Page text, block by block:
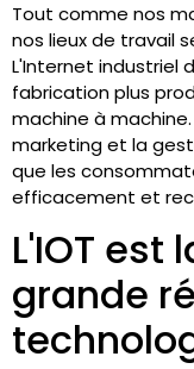
Tout comme nos
nos lieux de travail
L'Internet industriel
fabrication plus
machine à
marketing et la
que les
efficacement et
L'IOT est
grande